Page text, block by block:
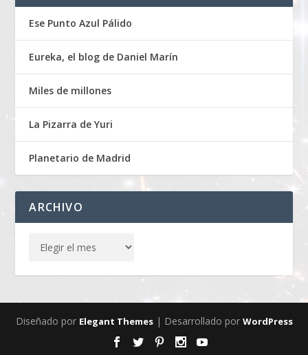
Ese Punto Azul Pálido
Eureka, el blog de Daniel Marín
Miles de millones
La Pizarra de Yuri
Planetario de Madrid
ARCHIVO
Diseñado por Elegant Themes| Desarrollado por WordPress